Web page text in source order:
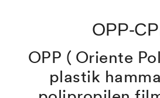
OPP-
OPP ( Oriente
plastik